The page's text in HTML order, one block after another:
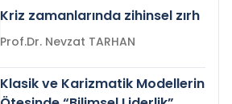
Kriz zamanlarında zihinsel zırh
Prof.Dr. Nevzat TARHAN
Klasik ve Karizmatik Modellerin